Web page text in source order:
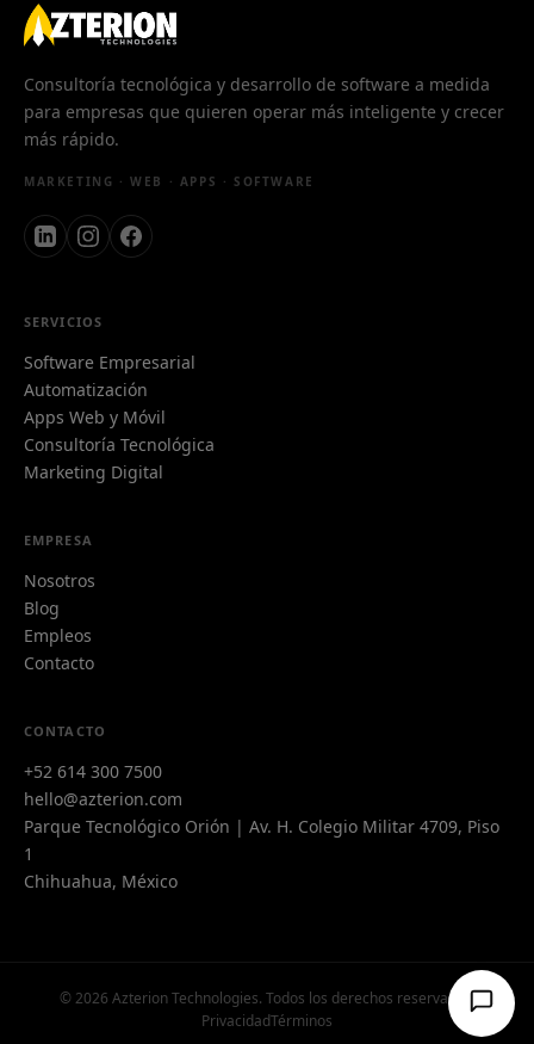
Consultoría tecnológica y desarrollo de software a medida
para empresas que quieren operar más inteligente y crecer
más rápido.
MARKETING · WEB · APPS · SOFTWARE
SERVICIOS
Software Empresarial
Automatización
Apps Web y Móvil
Consultoría Tecnológica
Marketing Digital
EMPRESA
Nosotros
Blog
Empleos
Contacto
CONTACTO
+52 614 300 7500
hello@azterion.com
Parque Tecnológico Orión | Av. H. Colegio Militar 4709, Piso
1
Chihuahua, México
© 2026 Azterion Technologies. Todos los derechos reservados.
PrivacidadTérminos
A Azi